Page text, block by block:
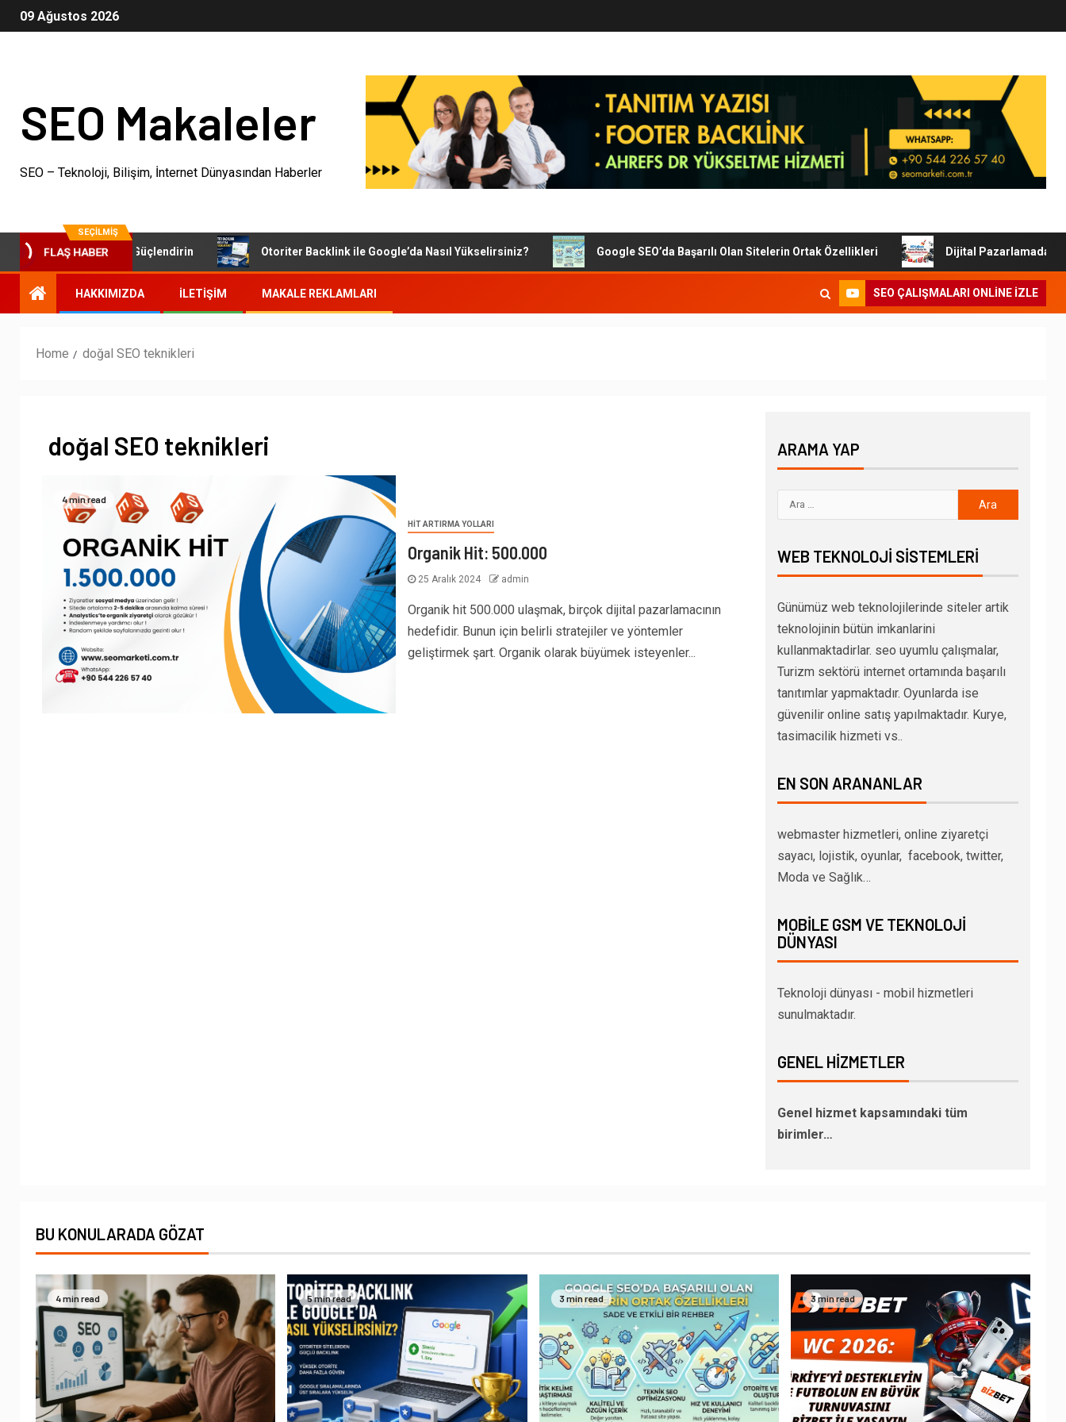
09 Ağustos 2026
SEO Makaleler
SEO – Teknoloji, Bilişim, İnternet Dünyasından Haberler
SEÇILMIŞ
FLAŞ HABER
Dijital Dünyada Güçlendirin Otoriter Backlink ile Google’da Nasıl Yükselirsiniz? Google SEO’da Başarılı Olan Sitelerin Ortak Özellikleri Dijital Pazarlamada
HAKKIMIZDA İLETIŞIM MAKALE REKLAMLARI SEO ÇALIŞMALARI ONLINE IZLE
Home doğal SEO teknikleri
doğal SEO teknikleri
4 min read
HIT ARTIRMA YOLLARI
Organik Hit: 500.000
25 Aralık 2024 admin
Organik hit 500.000 ulaşmak, birçok dijital pazarlamacının
hedefidir. Bunun için belirli stratejiler ve yöntemler
geliştirmek şart. Organik olarak büyümek isteyenler...
ARAMA YAP
WEB TEKNOLOJI SISTEMLERI
Günümüz web teknolojilerinde siteler artik
teknolojinin bütün imkanlarini
kullanmaktadirlar. seo uyumlu çalışmalar,
Turizm sektörü internet ortamında başarılı
tanıtımlar yapmaktadır. Oyunlarda ise
güvenilir online satış yapılmaktadır. Kurye,
tasimacilik hizmeti vs..
EN SON ARANANLAR
webmaster hizmetleri, online ziyaretçi
sayacı, lojistik, oyunlar, facebook, twitter,
Moda ve Sağlık…
MOBILE GSM VE TEKNOLOJI
DÜNYASI
Teknoloji dünyası - mobil hizmetleri
sunulmaktadır.
GENEL HIZMETLER
Genel hizmet kapsamındaki tüm
birimler…
BU KONULARADA GÖZAT
4 min read 5 min read 3 min read 3 min read